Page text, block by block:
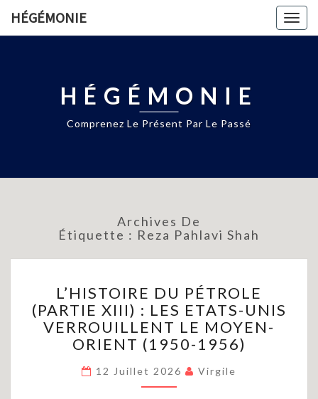
HÉGÉMONIE
HÉGÉMONIE
Comprenez Le Présent Par Le Passé
Archives De
Étiquette : Reza Pahlavi Shah
DU
PÉTROLE
(PARTIE
XIII)
LES
ETATS-
L’HISTOIRE DU PÉTROLE
(PARTIE XIII) : LES ETATS-UNIS
VERROUILLENT LE MOYEN-
ORIENT (1950-1956)
12 Juillet 2026 Virgile